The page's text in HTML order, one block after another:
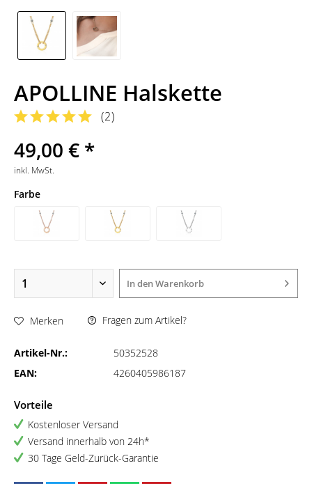
APOLLINE Halskette
(2)
49,00 € *
inkl. MwSt.
Farbe
In denWarenkorb
Merken Fragen zum Artikel?
Artikel-Nr.:
50352528
EAN:
4260405986187
Vorteile
Kostenloser Versand
Versand innerhalb von 24h*
30 Tage Geld-Zurück-Garantie